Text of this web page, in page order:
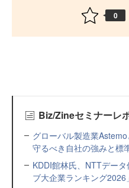
0
Biz/Zineセミナーレ
グローバル製造業Astemo
守るべき自社の強みと標
KDDI館林氏、NTTデー
ブ大企業ランキング2026